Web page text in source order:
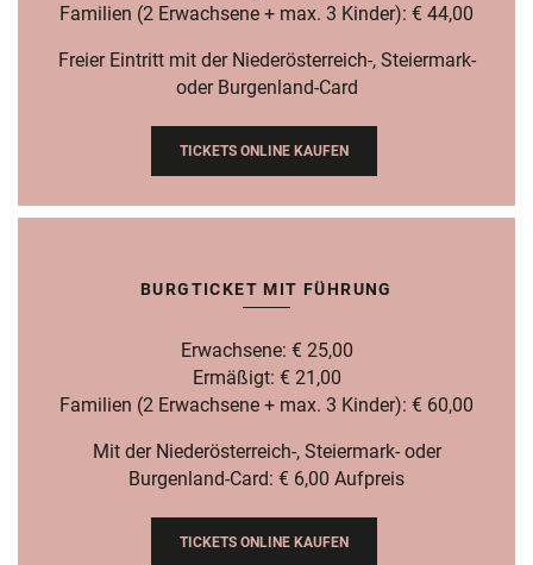
Familien (2 Erwachsene + max. 3 Kinder): € 44,00
Freier Eintritt mit der Niederösterreich-, Steiermark-
oder Burgenland-Card
TICKETS ONLINE KAUFEN
BURGTICKET MIT FÜHRUNG
Erwachsene: € 25,00
Ermäßigt: € 21,00
Familien (2 Erwachsene + max. 3 Kinder): € 60,00
Mit der Niederösterreich-, Steiermark- oder
Burgenland-Card: € 6,00 Aufpreis
TICKETS ONLINE KAUFEN